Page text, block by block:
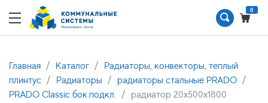
0
Главная Каталог
Радиаторы, конвекторы, теплый
плинтус
Радиаторы
радиаторы стальные PRADO
PRADO Classic бок.подкл.
радиатор 20x500х1800